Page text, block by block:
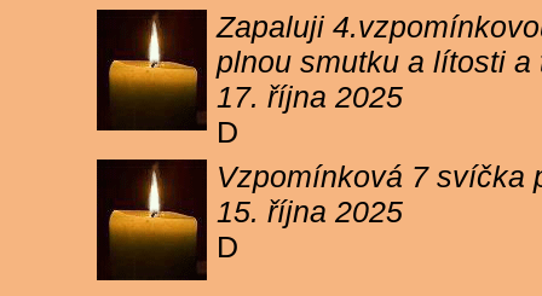
Zapaluji
plnou smutku a lítosti
17. října 2025
D
Vzpomínková 7 svíčka
15. října 2025
D